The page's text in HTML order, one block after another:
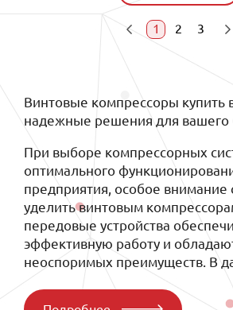
1 2 3
Винтовые компрессоры купить
надежные решения для вашего
При выборе компрессорных
оптимального
предприятия, особое внимание
уделить винтовым
передовые устройства
эффективную работу и
неоспоримых преимуществ. В
мы подробно рассмотрим
компрессоры и выявим